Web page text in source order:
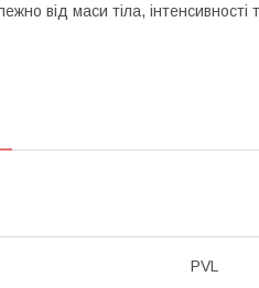
від маси тіла, інтенсивності
PVL